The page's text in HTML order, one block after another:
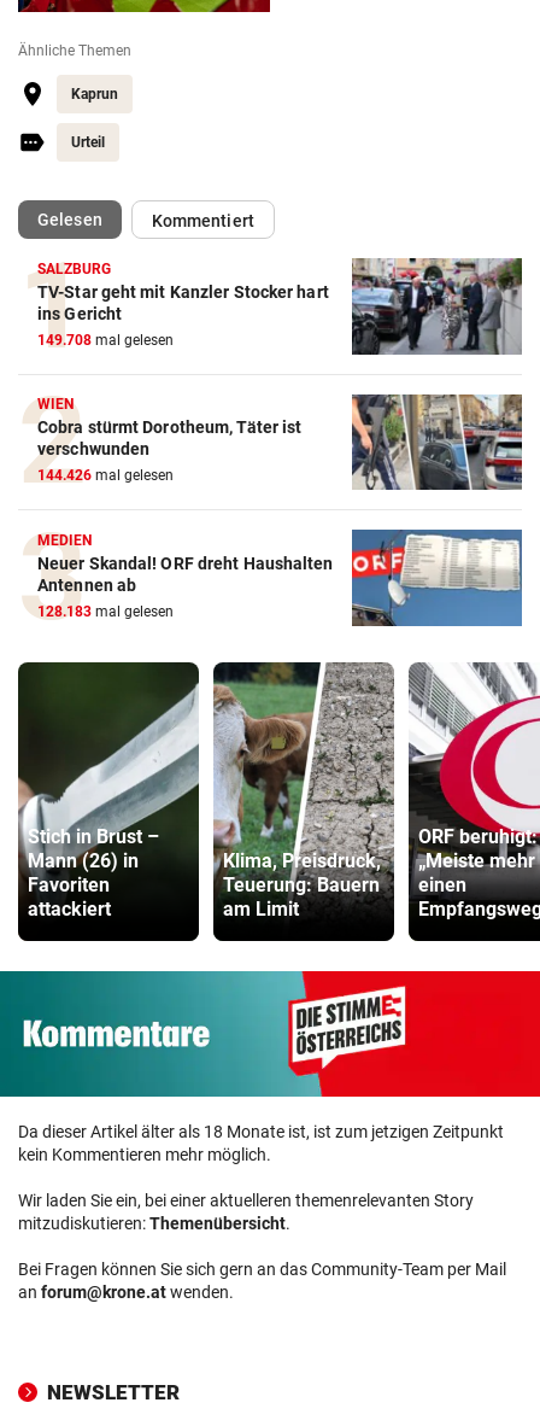
Ähnliche Themen
Kaprun
Urteil
Gelesen(ausgewählt)Kommentiert
SALZBURG
TV-Star geht mit Kanzler Stocker hart
ins Gericht
149.708 mal gelesen
WIEN
Cobra stürmt Dorotheum, Täter ist
verschwunden
144.426 mal gelesen
MEDIEN
Neuer Skandal! ORF dreht Haushalten
Antennen ab
128.183 mal gelesen
Stich in Brust –
Mann (26) in
Favoriten
attackiert
Klima, Preisdruck,
Teuerung: Bauern
am Limit
ORF beruhigt:
„Meiste mehr
einen
Da dieser Artikel älter als 18 Monate ist, ist zum jetzigen Zeitpunkt
kein Kommentieren mehr möglich.
Wir laden Sie ein, bei einer aktuelleren themenrelevanten Story
mitzudiskutieren:Themenübersicht.
Bei Fragen können Sie sich gern an das Community-Team per Mail
an forum@krone.atwenden.
NEWSLETTER